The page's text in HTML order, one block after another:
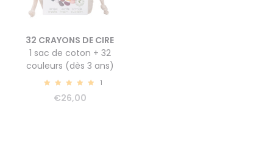
32 CRAYONS DE CIRE
1 sac de coton + 32
couleurs (dès 3 ans)
1
€26,00